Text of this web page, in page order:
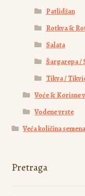
Patlidžan
Rotkva &
Salata
Šargarepa /
Tikva /
Voće & Korisne
Vodene vrste
Veća količina semena
Pretraga